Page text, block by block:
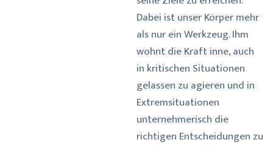
Dabei ist unser Körper mehr
als nur ein Werkzeug. Ihm
wohnt die Kraft inne, auch
in kritischen Situationen
gelassen zu agieren und in
Extremsituationen
unternehmerisch die
richtigen Entscheidungen zu